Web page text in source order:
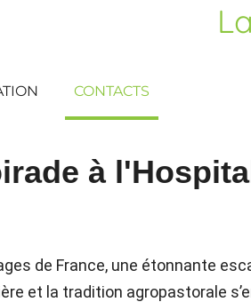
CONTACTS
à
de France, une étonnante
et la tradition agropastorale